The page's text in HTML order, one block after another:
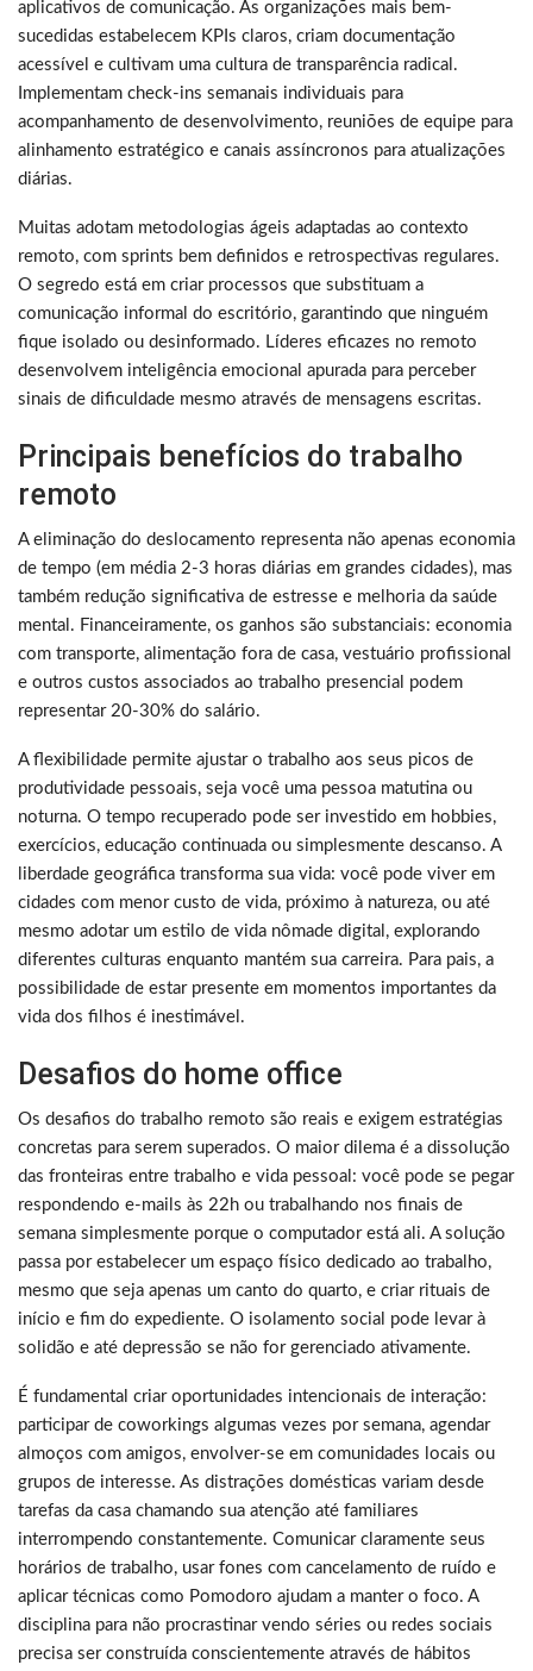
aplicativos de comunicação. As organizações mais bem-
sucedidas estabelecem KPIs claros, criam documentação
acessível e cultivam uma cultura de transparência radical.
Implementam check-ins semanais individuais para
acompanhamento de desenvolvimento, reuniões de equipe para
alinhamento estratégico e canais assíncronos para atualizações
diárias.
Muitas adotam metodologias ágeis adaptadas ao contexto
remoto, com sprints bem definidos e retrospectivas regulares.
O segredo está em criar processos que substituam a
comunicação informal do escritório, garantindo que ninguém
fique isolado ou desinformado. Líderes eficazes no remoto
desenvolvem inteligência emocional apurada para perceber
sinais de dificuldade mesmo através de mensagens escritas.
Principais benefícios do trabalho
remoto
A eliminação do deslocamento representa não apenas economia
de tempo (em média 2-3 horas diárias em grandes cidades), mas
também redução significativa de estresse e melhoria da saúde
mental. Financeiramente, os ganhos são substanciais: economia
com transporte, alimentação fora de casa, vestuário profissional
e outros custos associados ao trabalho presencial podem
representar 20-30% do salário.
A flexibilidade permite ajustar o trabalho aos seus picos de
produtividade pessoais, seja você uma pessoa matutina ou
noturna. O tempo recuperado pode ser investido em hobbies,
exercícios, educação continuada ou simplesmente descanso. A
liberdade geográfica transforma sua vida: você pode viver em
cidades com menor custo de vida, próximo à natureza, ou até
mesmo adotar um estilo de vida nômade digital, explorando
diferentes culturas enquanto mantém sua carreira. Para pais, a
possibilidade de estar presente em momentos importantes da
vida dos filhos é inestimável.
Desafios do home office
Os desafios do trabalho remoto são reais e exigem estratégias
concretas para serem superados. O maior dilema é a dissolução
das fronteiras entre trabalho e vida pessoal: você pode se pegar
respondendo e-mails às 22h ou trabalhando nos finais de
semana simplesmente porque o computador está ali. A solução
passa por estabelecer um espaço físico dedicado ao trabalho,
mesmo que seja apenas um canto do quarto, e criar rituais de
início e fim do expediente. O isolamento social pode levar à
solidão e até depressão se não for gerenciado ativamente.
É fundamental criar oportunidades intencionais de interação:
participar de coworkings algumas vezes por semana, agendar
almoços com amigos, envolver-se em comunidades locais ou
grupos de interesse. As distrações domésticas variam desde
tarefas da casa chamando sua atenção até familiares
interrompendo constantemente. Comunicar claramente seus
horários de trabalho, usar fones com cancelamento de ruído e
aplicar técnicas como Pomodoro ajudam a manter o foco. A
disciplina para não procrastinar vendo séries ou redes sociais
precisa ser construída conscientemente através de hábitos